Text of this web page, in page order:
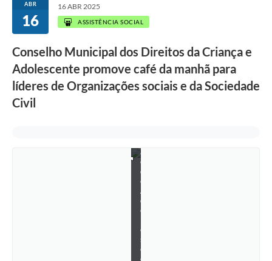
ABR
16
16 ABR 2025
ASSISTÊNCIA SOCIAL
Conselho Municipal dos Direitos da Criança e
Adolescente promove café da manhã para
líderes de Organizações sociais e da Sociedade
Civil
t
a
t
d
a
C
a
e
d
o
A
d
o
e
s
c
e